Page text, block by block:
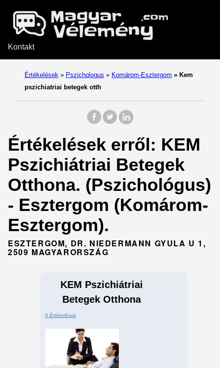
Kontakt
Értékelések » Pszichologus » Komárom-Esztergom » Kem
pszichiatriai betegek otth
Értékelések erről: KEM
Pszichiátriai Betegek
Otthona. (Pszichológus)
- Esztergom (Komárom-
Esztergom).
ESZTERGOM, DR. NIEDERMANN GYULA U 1,
2509 MAGYARORSZÁG
KEM Pszichiátriai
Betegek Otthona
0 Értékelések